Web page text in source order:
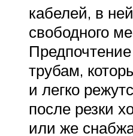
кабелей, в
свободного
трубам,
и легко
после резки
или же